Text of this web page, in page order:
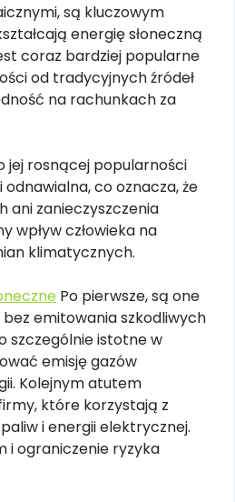
są kluczowym
energię słoneczną
coraz bardziej popularne
od tradycyjnych źródeł
na rachunkach za
jej rosnącej popularności
co oznacza, że
ani zanieczyszczenia
wpływ człowieka na
klimatycznych.
Po pierwsze, są one
emitowania szkodliwych
szczególnie istotne w
emisję gazów
Kolejnym atutem
które korzystają z
i energii elektrycznej.
i ograniczenie ryzyka